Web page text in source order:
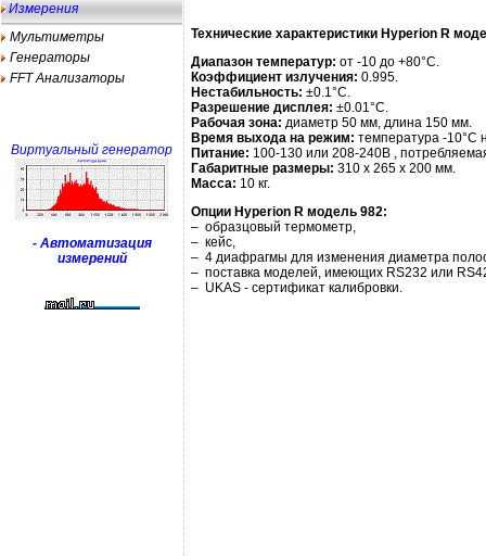
Измерения
Мультиметры
Генераторы
FFT Анализаторы
Виртуальный генератор
- Автоматизация
измерений
Технические характеристики Hyperion R
Диапазон температур: от -10 до +80°С.
Коэффициент излучения: 0.995.
Нестабильность: ±0.1°С.
Разрешение дисплея: ±0.01°С.
Рабочая зона: диаметр 50 мм, длина 150 мм.
Время выхода на режим: температура -10°С
Питание: 100-130 или 208-240В ,
Габаритные размеры: 310 х 265 х 200 мм.
Масса: 10 кг.
Опции Hyperion R модель 982:
– образцовый термометр,
– кейс,
– 4 диафрагмы для изменения диаметра
– поставка моделей, имеющих RS232 или
– UKАS - сертификат калибровки.